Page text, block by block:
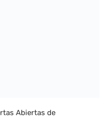
Abiertas de